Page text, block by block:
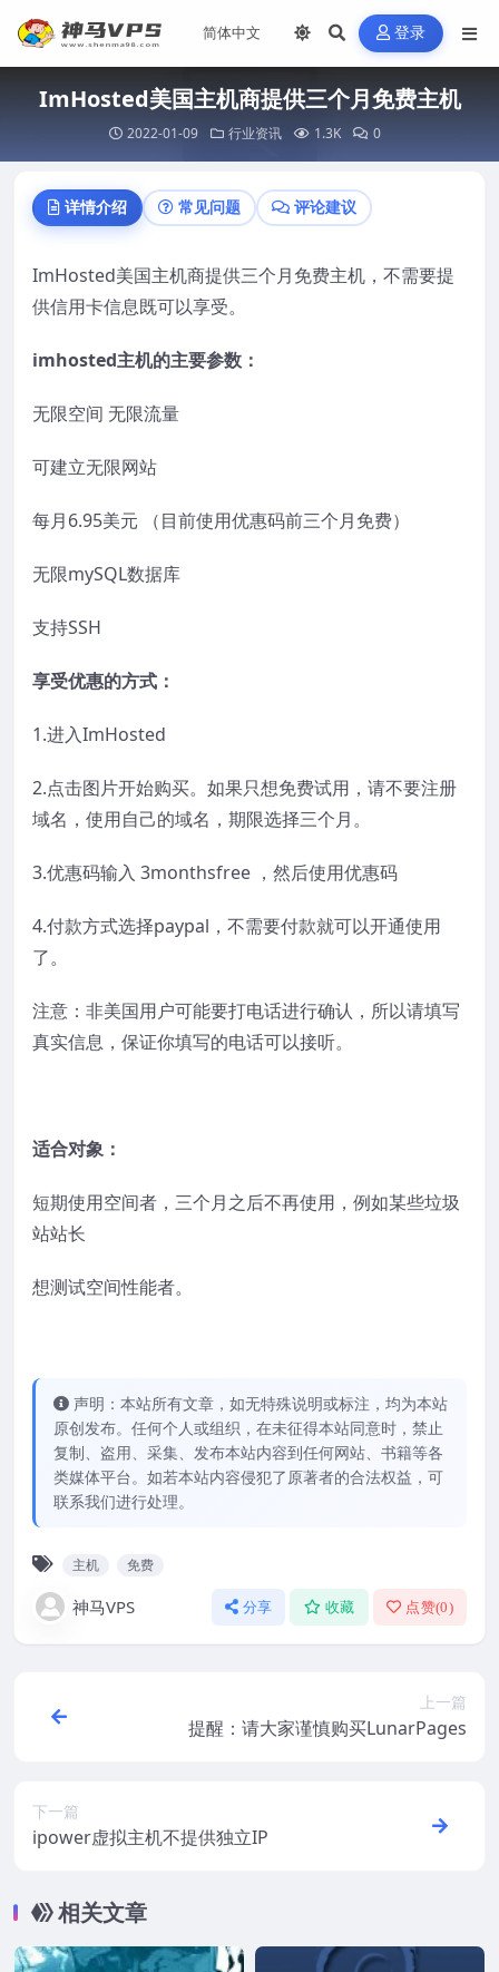
登录
ImHosted美国主机商提供三个月免费主机
2022-01-09 行业资讯 1.3K 0
详情介绍 常见问题 评论建议
ImHosted美国主机商提供三个月免费主机，不需要提
供信用卡信息既可以享受。
imhosted主机的主要参数：
无限空间 无限流量
可建立无限网站
每月6.95美元 （目前使用优惠码前三个月免费）
无限mySQL数据库
支持SSH
享受优惠的方式：
1.进入ImHosted
2.点击图片开始购买。如果只想免费试用，请不要注册
域名，使用自己的域名，期限选择三个月。
3.优惠码输入 3monthsfree ，然后使用优惠码
4.付款方式选择paypal，不需要付款就可以开通使用
了。
注意：非美国用户可能要打电话进行确认，所以请填写
真实信息，保证你填写的电话可以接听。
适合对象：
短期使用空间者，三个月之后不再使用，例如某些垃圾
站站长
想测试空间性能者。
声明：本站所有文章，如无特殊说明或标注，均为本站
原创发布。任何个人或组织，在未征得本站同意时，禁止
复制、盗用、采集、发布本站内容到任何网站、书籍等各
类媒体平台。如若本站内容侵犯了原著者的合法权益，可
联系我们进行处理。
主机 免费
神马VPS 分享 收藏 点赞(0)
上一篇
提醒：请大家谨慎购买LunarPages
下一篇
ipower虚拟主机不提供独立IP
相关文章